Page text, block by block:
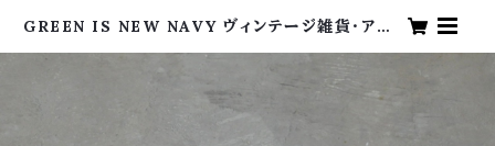
GREEN IS NEW NAVY ヴィンテージ雑貨・アン
ー